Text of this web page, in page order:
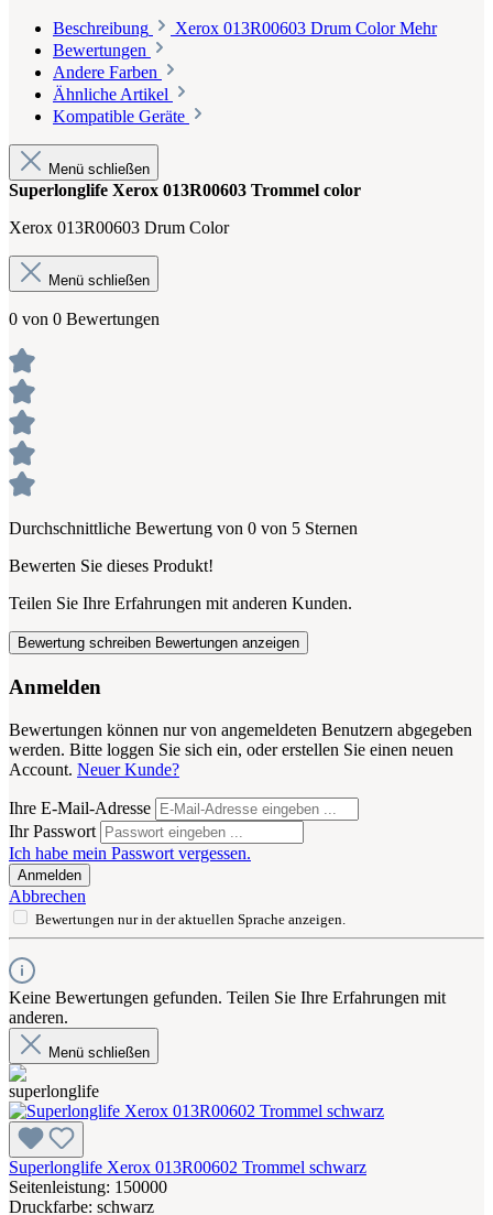
Beschreibung Xerox 013R00603 Drum ColorMehr
Bewertungen
Andere Farben
Ähnliche Artikel
Kompatible Geräte
Menü schließen
Superlonglife Xerox 013R00603 Trommel color
Xerox 013R00603 Drum Color
Menü schließen
0 von 0 Bewertungen
Durchschnittliche Bewertung von 0 von 5 Sternen
Bewerten Sie dieses Produkt!
Teilen Sie Ihre Erfahrungen mit anderen Kunden.
Bewertung schreiben Bewertungen anzeigen
Anmelden
Bewertungen können nur von angemeldeten Benutzern abgegeben
werden. Bitte loggen Sie sich ein, oder erstellen Sie einen neuen
Account. Neuer Kunde?
Ihre E-Mail-Adresse
Ihr Passwort
Ich habe mein Passwort vergessen.
Anmelden
Abbrechen
Bewertungen nur in der aktuellen Sprache anzeigen.
Keine Bewertungen gefunden. Teilen Sie Ihre Erfahrungen mit
anderen.
Menü schließen
Superlonglife Xerox 013R00602 Trommel schwarz
Seitenleistung: 150000
Druckfarbe: schwarz